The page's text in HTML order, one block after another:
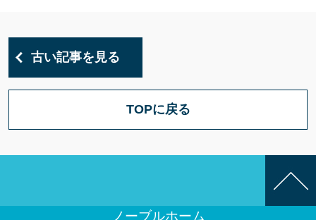
古い記事を見る
TOPに戻る
ノーブルホーム